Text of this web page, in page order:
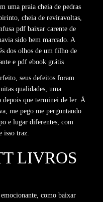
uma praia cheia de pedras
cheia de reviravoltas,
pdf baixar carente de
sido bem marcado. A
dos olhos de um filho de
e pdf ebook grátis
seus defeitos foram
qualidades, uma
depois que terminei de ler. À
me pego me perguntando
e lugar diferentes, com
isso traz.
LIVROS
como baixar